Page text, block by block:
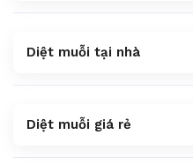
Diệt muỗi tại nhà
Diệt muỗi giá rẻ